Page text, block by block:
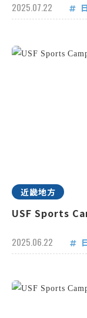
2025.07.22
近畿地方
USF Sports
2025.06.22